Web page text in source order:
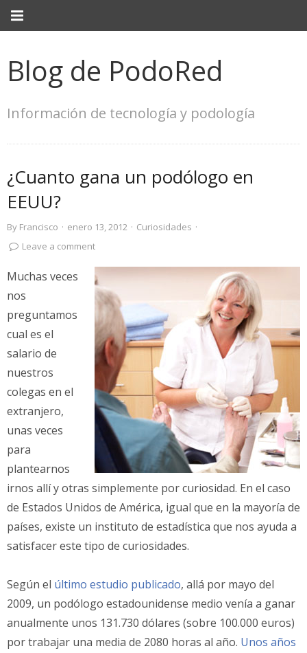
Blog de PodoRed
Información de tecnología y podología
¿Cuanto gana un podólogo en
EEUU?
By Francisco · enero 13, 2012 · Curiosidades ·
Leave a comment
Muchas veces
nos
preguntamos
cual es el
salario de
nuestros
colegas en el
extranjero,
unas veces
para
plantearnos
irnos allí y otras simplemente por curiosidad. En el caso
de Estados Unidos de América, igual que en la mayoría de
países, existe un instituto de estadística que nos ayuda a
satisfacer este tipo de curiosidades.
Según el último estudio publicado, allá por mayo del
2009, un podólogo estadounidense medio venía a ganar
anualmente unos 131.730 dólares (sobre 100.000 euros)
por trabajar una media de 2080 horas al año. Unos años